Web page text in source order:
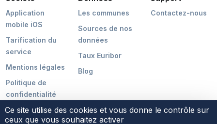
Application
mobile iOS
Tarification du
service
Mentions légales
Politique de
confidentialité
Les communes
Sources de nos
données
Taux Euribor
Blog
Contactez-nous
Ce site utilise des cookies et vous donne le contrôle sur
ceux que vous souhaitez activer